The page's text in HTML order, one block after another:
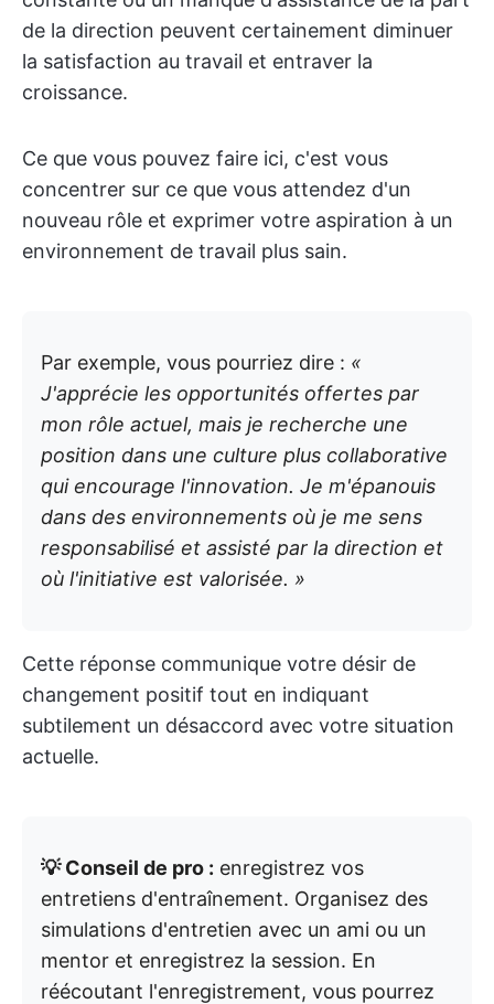
de la direction peuvent certainement diminuer
la satisfaction au travail et entraver la
croissance.
Ce que vous pouvez faire ici, c'est vous
concentrer sur ce que vous attendez d'un
nouveau rôle et exprimer votre aspiration à un
environnement de travail plus sain.
Par exemple, vous pourriez dire : «
J'apprécie les opportunités offertes par
mon rôle actuel, mais je recherche une
position dans une culture plus collaborative
qui encourage l'innovation. Je m'épanouis
dans des environnements où je me sens
responsabilisé et assisté par la direction et
où l'initiative est valorisée. »
Cette réponse communique votre désir de
changement positif tout en indiquant
subtilement un désaccord avec votre situation
actuelle.
💡 Conseil de pro : enregistrez vos
entretiens d'entraînement. Organisez des
simulations d'entretien avec un ami ou un
mentor et enregistrez la session. En
réécoutant l'enregistrement, vous pourrez